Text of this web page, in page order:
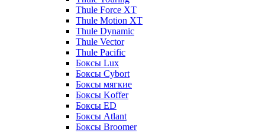
Thule Force XT
Thule Motion XT
Thule Dynamic
Thule Vector
Thule Pacific
Боксы Lux
Боксы Cybort
Боксы мягкие
Боксы Koffer
Боксы ED
Боксы Atlant
Боксы Broomer